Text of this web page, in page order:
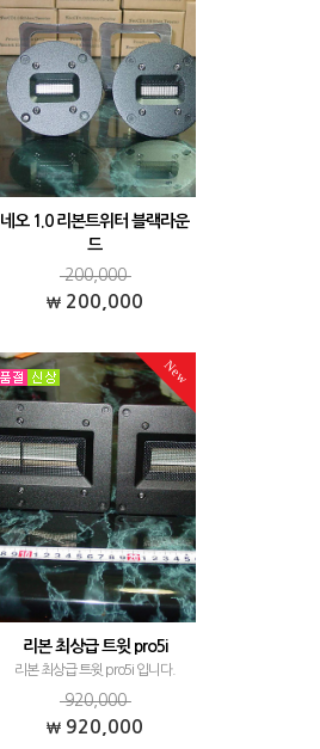
네오 1.0 리본트위터 블랙라운
드
네오 1.0 리본트위터 블랙라운드 타
입 신품입니다. 네오 1.0 시리즈는 리
드의 대다수 유닛과 그조합이 잘 어
우러지며, 맑고 화사한 소리로 정평
이…
200,000
200,000
New
리본 최상급 트윗 pro5i
리본 최상급 트윗 pro5i 입니다.
Fountek 사의 네오 리본 트위터 시리
즈 중 가장 부피가 크고, 출력이 높은
920,000
920,000